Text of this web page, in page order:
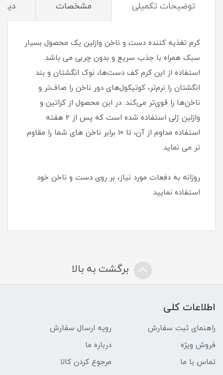
توضیحات تکمیلی مشخصات
کرم تغذیه کننده دست و ناخن وازلین یک محصول بسیار
سبک همراه با جذب سریع و بدون چربی می باشد.
استفاده از این کرم کف دست‌ها، نوک انگشتان و بند
انگشتان را نرم‌تر، کوتیکول‌های دور ناخن را صاف‌تر و
ناخن‌ها را قوی‌تر می‌کند. در این محصول از کراتین و
وازلین ژلی استفاده شده است که پس از 2 هفته
استفاده مداوم از آن، تا 10 برابر ناخن های شما را مقاوم
تر می نماید.
روزانه به دفعات مورد نیاز، بر روی دست و ناخن خود
استفاده نمایید
برگشت به بالا
اطلاعات کلی
راهنمای ثبت سفارش
رویه ارسال سفارش
فروش ویژه
درباره ما
تماس با ما
مرجوع کردن کالا